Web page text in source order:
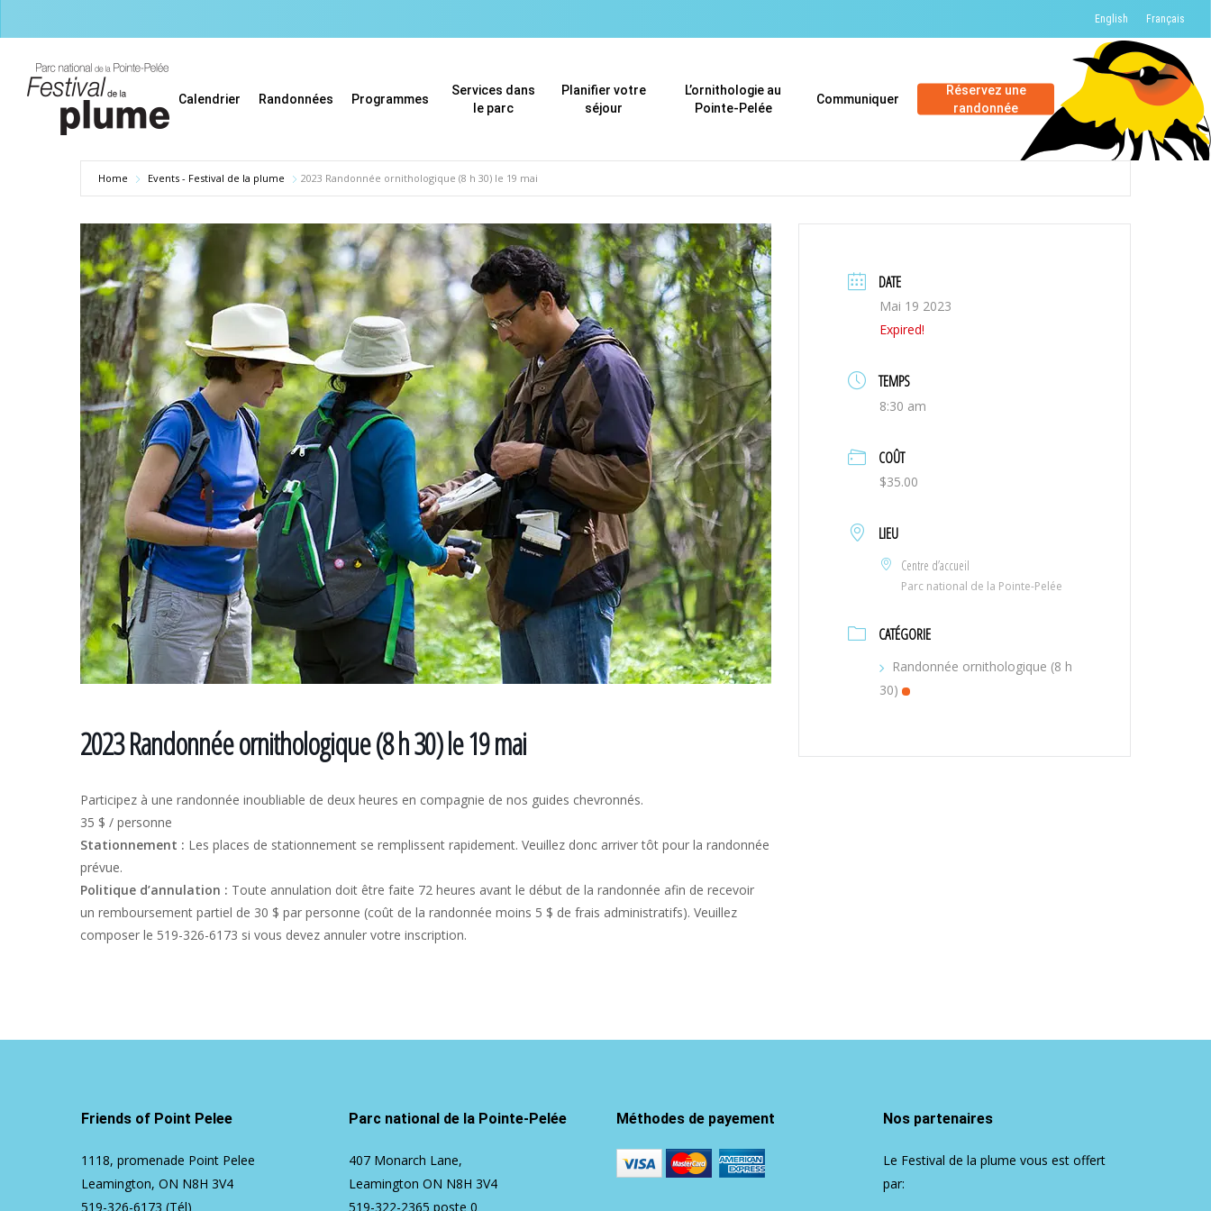
to
content
English Français
Calendrier Randonnées Programmes
Services dans
le parc
Planifier votre
séjour
L’ornithologie au
Pointe-Pelée
Communiquer
Réservez une
randonnée
Home Events - Festival de la plume 2023 Randonnée ornithologique (8 h 30) le 19 mai
2023 Randonnée ornithologique (8 h 30) le 19 mai
Participez à une randonnée inoubliable de deux heures en compagnie de nos guides chevronnés.
35 $ / personne
Stationnement : Les places de stationnement se remplissent rapidement. Veuillez donc arriver tôt pour la randonnée
prévue.
Politique d’annulation : Toute annulation doit être faite 72 heures avant le début de la randonnée afin de recevoir
un remboursement partiel de 30 $ par personne (coût de la randonnée moins 5 $ de frais administratifs). Veuillez
composer le 519-326-6173 si vous devez annuler votre inscription.
DATE
Mai 19 2023
Expired!
TEMPS
8:30 am
COÛT
$35.00
LIEU
Centre d’accueil
Parc national de la Pointe-Pelée
CATÉGORIE
Randonnée ornithologique (8 h
30)
Friends of Point Pelee
1118, promenade Point Pelee
Leamington, ON N8H 3V4
519-326-6173 (Tél)
Parc national de la Pointe-Pelée
407 Monarch Lane,
Leamington ON N8H 3V4
519-322-2365 poste 0
Méthodes de payement Nos partenaires
Le Festival de la plume vous est offert
par: